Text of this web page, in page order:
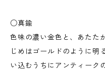
○真鍮
色味の濃い金色と、あたた
じめはゴールドのように明
い込むうちにアンティーク